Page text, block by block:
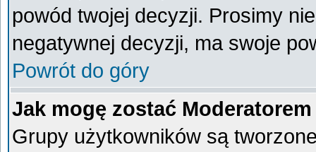
powód twojej decyzji. Prosimy
negatywnej decyzji, ma swoje
Powrót do góry
Jak mogę zostać
Grupy użytkowników są